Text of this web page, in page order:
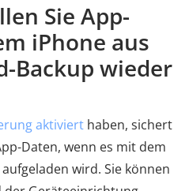
Sie App-
iPhone aus
Backup wieder
aktiviert haben, sichert
Daten, wenn es mit dem
wird. Sie können